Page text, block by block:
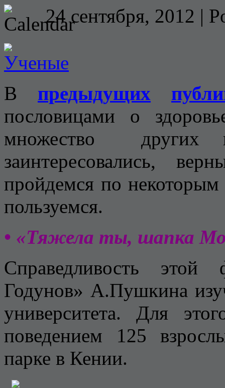
24 сентября, 2012 |
В предыдущих
пословицами о
множество других
заинтересовались,
пройдемся по
пользуемся.
• «Тяжела ты, шапка
Справедливость
Годунов» А.Пушкина
университета. Для
поведением 125
парке в Кении.